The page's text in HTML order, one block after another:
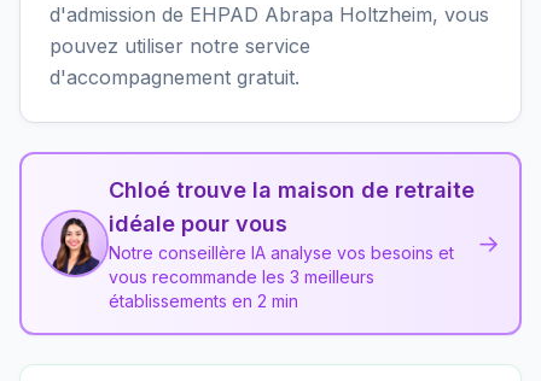
d'admission de EHPAD Abrapa Holtzheim, vous
pouvez utiliser notre service
d'accompagnement gratuit.
Chloé trouve la maison de retraite
idéale pour vous
Notre conseillère IA analyse vos besoins et
vous recommande les 3 meilleurs
établissements en 2 min
→